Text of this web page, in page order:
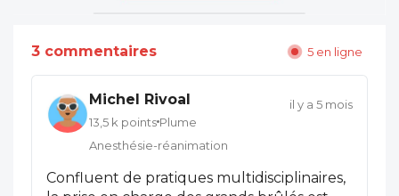
3 commentaires 5 en ligne
Michel Rivoal
13,5 k points Plume
Anesthésie-réanimation
il y a 5 mois
Confluent de pratiques multidisciplinaires,